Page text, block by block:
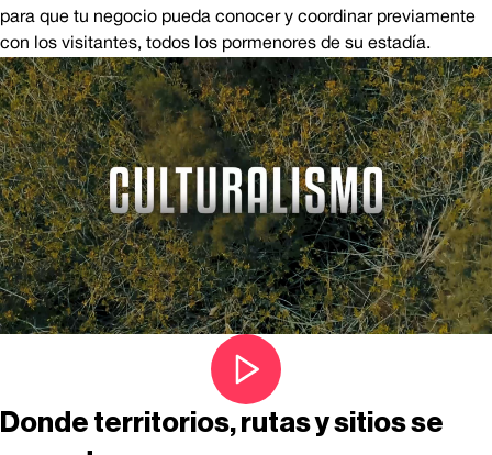
para que tu negocio pueda conocer y coordinar previamente
con los visitantes, todos los pormenores de su estadía.
Donde territorios, rutas y sitios se